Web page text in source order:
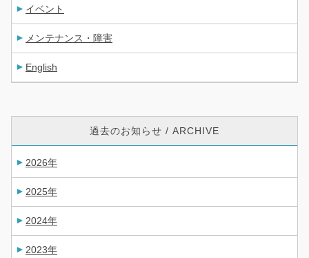
イベント
メンテナンス・障害
English
過去のお知らせ / ARCHIVE
2026年
2025年
2024年
2023年